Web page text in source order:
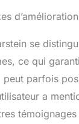
d’amélioration
se
ce qui
parfois
a